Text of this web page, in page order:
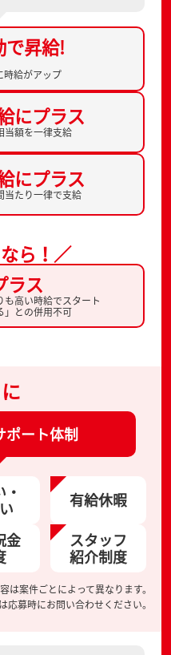
で昇給!
時給がアップ
にプラス
当額を一律支給
にプラス
当たり一律で支給
ら！／
ラス
高い時給でスタート
との併用不可
ポート体制
有給休暇
金 スタッフ
紹介制度
は案件ごとによって異なります。
応募時にお問い合わせください。